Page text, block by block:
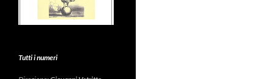
Tutti i numeri